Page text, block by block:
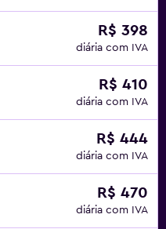
R$ 398
diária com IVA
R$ 410
diária com IVA
R$ 444
diária com IVA
R$ 470
diária com IVA